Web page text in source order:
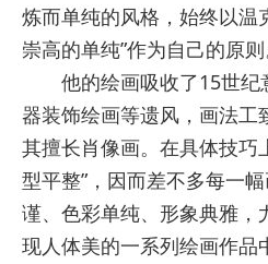
炼而单纯的风格，始终以温
崇高的单纯”作为自己的原则
他的绘画吸收了15世纪
器装饰绘画等遗风，画法工
其擅长肖像画。在具体技巧
型平整”，因而差不多每一
谨、色彩单纯、形象典雅，
现人体美的一系列绘画作品